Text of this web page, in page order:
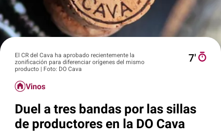
El CR del Cava ha aprobado recientemente la
zonificación para diferenciar orígenes del mismo
producto | Foto: DO Cava
7′
Vinos
Duel a tres bandas por las sillas
de productores en la DO Cava